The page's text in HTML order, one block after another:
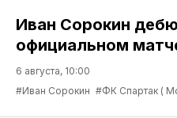
Иван Сорокин
официальном
6 августа, 10:00
#Иван Сорокин #ФК Спартак (